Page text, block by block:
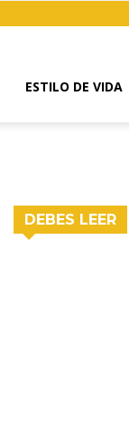
ESTILO DE VIDA
DEBES LEER